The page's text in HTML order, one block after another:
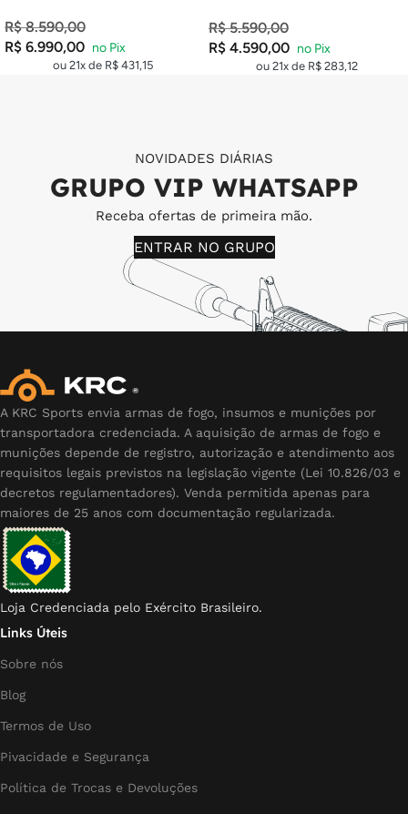
R$8.590,00
R$ 6.990,00
ou 21x de R$431,15
R$5.590,00
R$ 4.590,00
ou 21x de R$283,12
NOVIDADES DIÁRIAS
GRUPO VIP WHATSAPP
Receba ofertas de primeira mão.
ENTRAR NO GRUPO
A KRC Sports envia armas de fogo, insumos e munições por
transportadora credenciada. A aquisição de armas de fogo e
munições depende de registro, autorização e atendimento aos
requisitos legais previstos na legislação vigente (Lei 10.826/03 e
decretos regulamentadores). Venda permitida apenas para
maiores de 25 anos com documentação regularizada.
Loja Credenciada pelo Exército Brasileiro.
Links Úteis
Sobre nós
Blog
Termos de Uso
Pivacidade e Segurança
Política de Trocas e Devoluções